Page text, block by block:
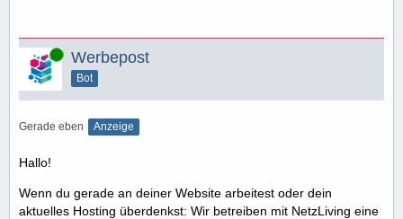
Online Werbepost
Bot
Gerade eben Anzeige
Hallo!
Wenn du gerade an deiner Website arbeitest oder dein
aktuelles Hosting überdenkst: Wir betreiben mit NetzLiving eine